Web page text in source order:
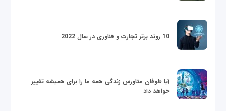
10 روند برتر تجارت و فناوری در سال 2022
آیا طوفان متاورس زندگی همه ما را برای همیشه تغییر
خواهد داد